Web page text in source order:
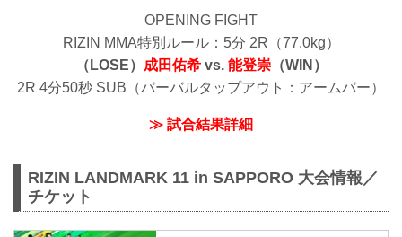
OPENING FIGHT
RIZIN MMA特別ルール：5分 2R（77.0kg）
（LOSE） 成田佑希vs. 能登崇（WIN）
2R 4分50秒 SUB（バーバルタップアウト：アームバー）
≫ 試合結果詳細
RIZIN LANDMARK 11 in SAPPORO 大会情報／
チケット